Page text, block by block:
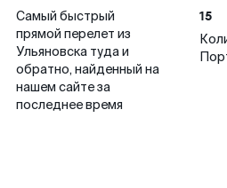
Самый быстрый
прямой перелет из
Ульяновска туда и
обратно, найденный на
нашем сайте за
последнее время
15